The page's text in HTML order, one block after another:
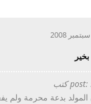
المولد بدعة محرمة ولم